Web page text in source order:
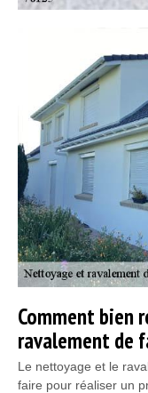
Comment bien
ravalement de
Le nettoyage et le
faire pour réaliser un